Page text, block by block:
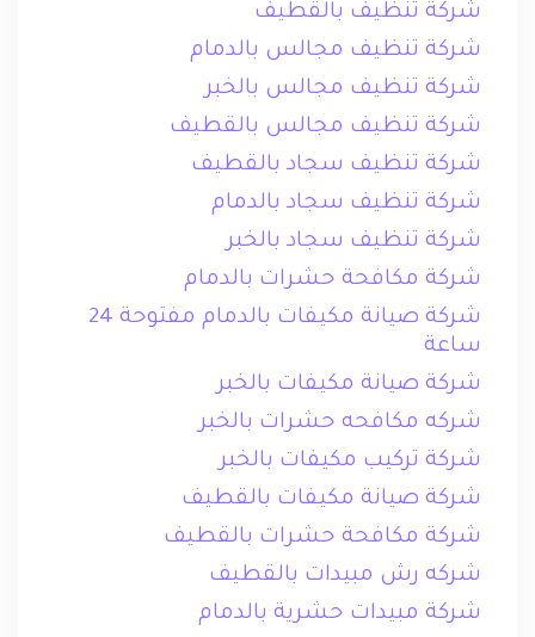
شركة تنظيف بالقطيف
شركة تنظيف مجالس بالدمام
شركة تنظيف مجالس بالخبر
شركة تنظيف مجالس بالقطيف
شركة تنظيف سجاد بالقطيف
شركة تنظيف سجاد بالدمام
شركة تنظيف سجاد بالخبر
شركة مكافحة حشرات بالدمام
شركة صيانة مكيفات بالدمام مفتوحة 24
ساعة
شركة صيانة مكيفات بالخبر
شركه مكافحه حشرات بالخبر
شركة تركيب مكيفات بالخبر
شركة صيانة مكيفات بالقطيف
شركة مكافحة حشرات بالقطيف
شركه رش مبيدات بالقطيف
شركة مبيدات حشرية بالدمام